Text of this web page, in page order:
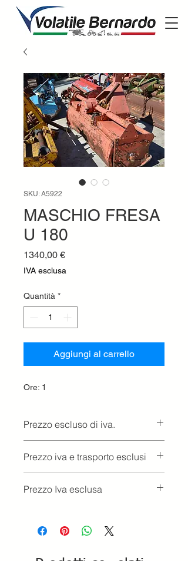
SKU: A5922
MASCHIO FRESA
U 180
1340,00 €Prezzo
IVA esclusa
Quantità *
Aggiungi al carrello
Ore: 1
Prezzo escluso di iva.
Prezzo iva e trasporto esclusi
Prezzo Iva esclusa